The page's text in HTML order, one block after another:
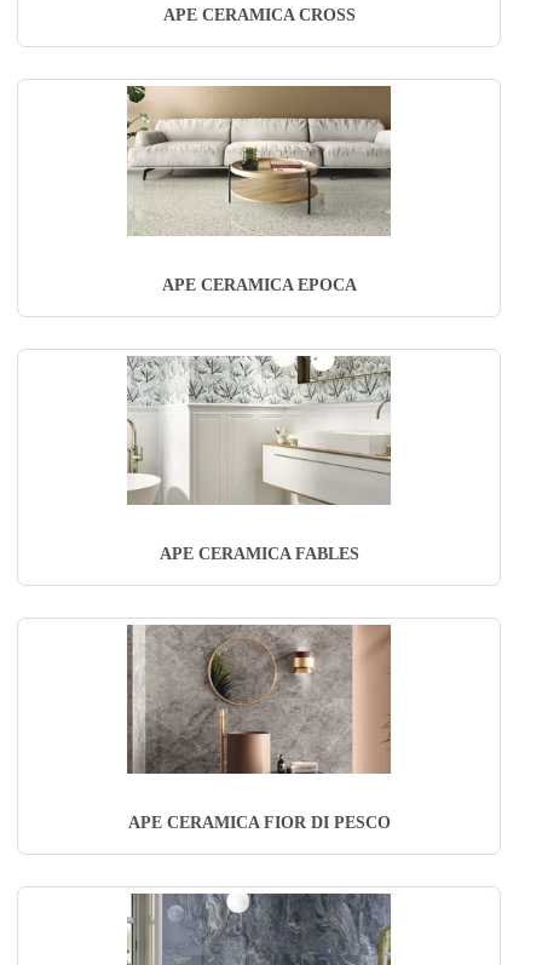
APE CERAMICA CROSS
APE CERAMICA EPOCA
APE CERAMICA FABLES
APE CERAMICA FIOR DI PESCO